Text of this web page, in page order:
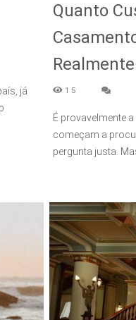
já
Quanto
15
É provavelmente
começam a
pergunta justa.